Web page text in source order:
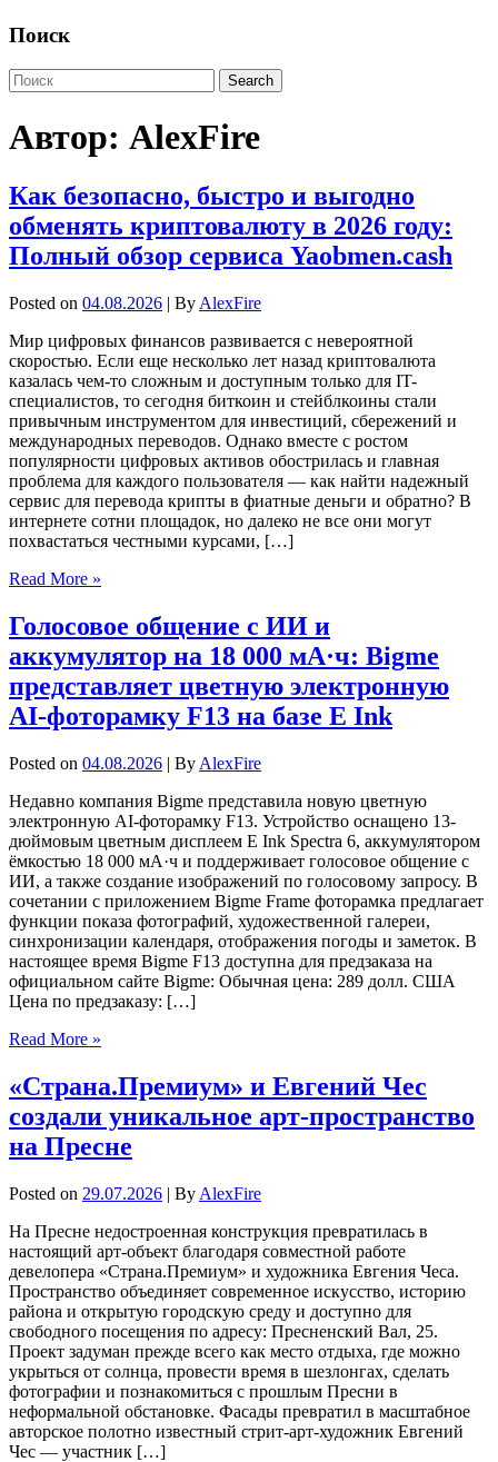
Поиск
Автор: AlexFire
Как безопасно, быстро и выгодно
обменять криптовалюту в 2026 году:
Полный обзор сервиса Yaobmen.cash
Posted on 04.08.2026 | By AlexFire
Мир цифровых финансов развивается с невероятной
скоростью. Если еще несколько лет назад криптовалюта
казалась чем-то сложным и доступным только для IT-
специалистов, то сегодня биткоин и стейблкоины стали
привычным инструментом для инвестиций, сбережений и
международных переводов. Однако вместе с ростом
популярности цифровых активов обострилась и главная
проблема для каждого пользователя — как найти надежный
сервис для перевода крипты в фиатные деньги и обратно? В
интернете сотни площадок, но далеко не все они могут
похвастаться честными курсами, […]
Read More »
Голосовое общение с ИИ и
аккумулятор на 18 000 мА·ч: Bigme
представляет цветную электронную
AI-фоторамку F13 на базе E Ink
Posted on 04.08.2026 | By AlexFire
Недавно компания Bigme представила новую цветную
электронную AI-фоторамку F13. Устройство оснащено 13-
дюймовым цветным дисплеем E Ink Spectra 6, аккумулятором
ёмкостью 18 000 мА·ч и поддерживает голосовое общение с
ИИ, а также создание изображений по голосовому запросу. В
сочетании с приложением Bigme Frame фоторамка предлагает
функции показа фотографий, художественной галереи,
синхронизации календаря, отображения погоды и заметок. В
настоящее время Bigme F13 доступна для предзаказа на
официальном сайте Bigme: Обычная цена: 289 долл. США
Цена по предзаказу: […]
Read More »
«Страна.Премиум» и Евгений Чес
создали уникальное арт-пространство
на Пресне
Posted on 29.07.2026 | By AlexFire
На Пресне недостроенная конструкция превратилась в
настоящий арт-объект благодаря совместной работе
девелопера «Страна.Премиум» и художника Евгения Чеса.
Пространство объединяет современное искусство, историю
района и открытую городскую среду и доступно для
свободного посещения по адресу: Пресненский Вал, 25.
Проект задуман прежде всего как место отдыха, где можно
укрыться от солнца, провести время в шезлонгах, сделать
фотографии и познакомиться с прошлым Пресни в
неформальной обстановке. Фасады превратил в масштабное
авторское полотно известный стрит-арт-художник Евгений
Чес — участник […]